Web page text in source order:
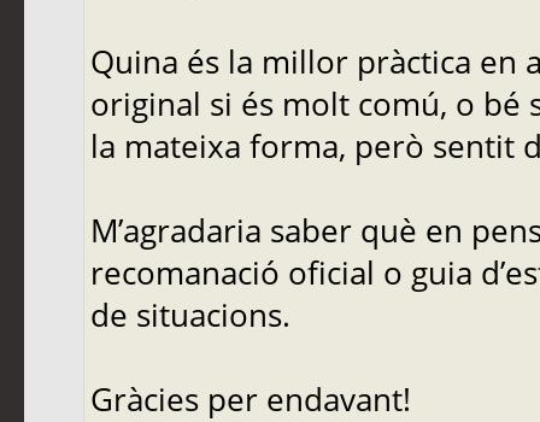
Quina és la millor pràctica en
original si és molt comú, o
la mateixa forma, però sentit
M’agradaria saber què en
recomanació oficial o guia
de situacions.
Gràcies per endavant!